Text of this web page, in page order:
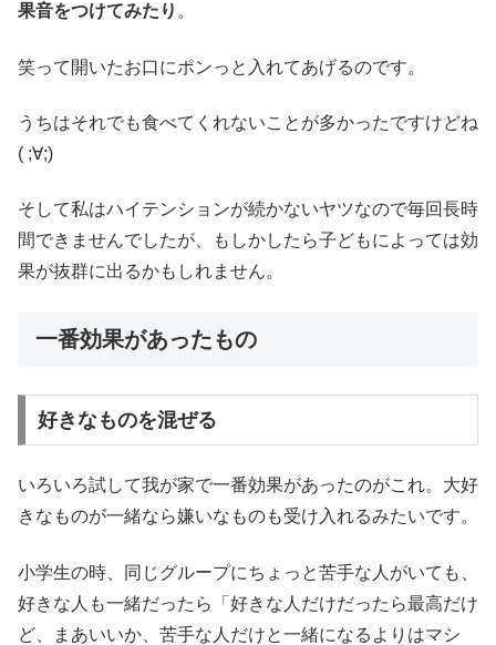
果音をつけてみたり 。
笑って開いたお口にポンっと入れてあげるのです。
うちはそれでも食べてくれないことが多かったですけどね
( ;∀;)
そして私はハイテンションが続かないヤツなので毎回長時
間できませんでしたが、もしかしたら子どもによっては効
果が抜群に出るかもしれません。
一番効果があったもの
好きなものを混ぜる
いろいろ試して我が家で一番効果があったのがこれ。大好
きなものが一緒なら嫌いなものも受け入れるみたいです。
小学生の時、同じグループにちょっと苦手な人がいても、
好きな人も一緒だったら「好きな人だけだったら最高だけ
ど、まあいいか、苦手な人だけと一緒になるよりはマシ